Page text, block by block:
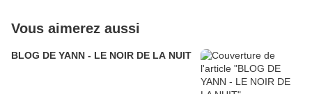
Vous aimerez aussi
BLOG DE YANN - LE NOIR DE LA NUIT